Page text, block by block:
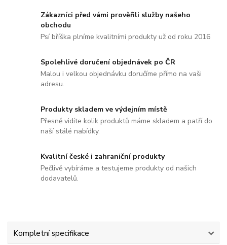
Zákazníci před vámi prověřili služby našeho
obchodu
Psí bříška plníme kvalitními produkty už od roku 2016
Spolehlivé doručení objednávek po ČR
Malou i velkou objednávku doručíme přímo na vaši
adresu.
Produkty skladem ve výdejním místě
Přesně vidíte kolik produktů máme skladem a patří do
naší stálé nabídky.
Kvalitní české i zahraniční produkty
Pečlivě vybíráme a testujeme produkty od našich
dodavatelů.
Kompletní specifikace